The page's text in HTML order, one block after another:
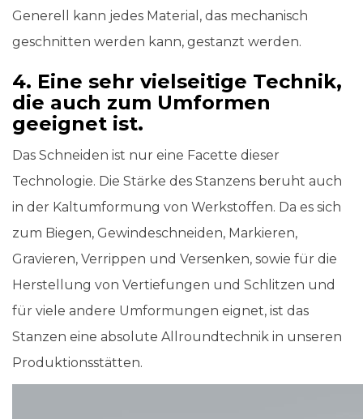
Generell kann jedes Material, das mechanisch
geschnitten werden kann, gestanzt werden.
4. Eine sehr vielseitige Technik,
die auch zum Umformen
geeignet ist.
Das Schneiden ist nur eine Facette dieser
Technologie. Die Stärke des Stanzens beruht auch
in der Kaltumformung von Werkstoffen. Da es sich
zum Biegen, Gewindeschneiden, Markieren,
Gravieren, Verrippen und Versenken, sowie für die
Herstellung von Vertiefungen und Schlitzen und
für viele andere Umformungen eignet, ist das
Stanzen eine absolute Allroundtechnik in unseren
Produktionsstätten.